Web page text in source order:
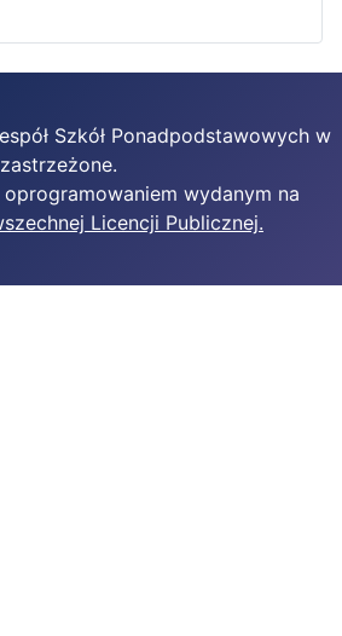
Szkół Ponadpodstawowych w
wydanym na
Licencji Publicznej.